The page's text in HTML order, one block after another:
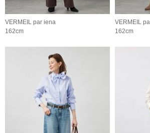
VERMEIL par iena
162cm
VERMEIL
162cm